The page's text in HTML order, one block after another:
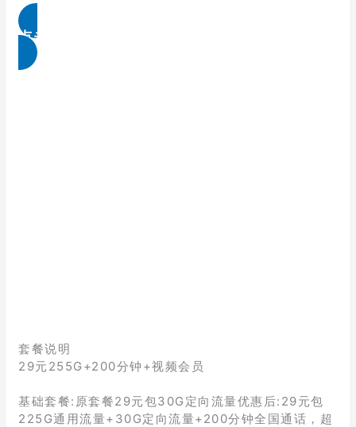
点击免费领取
套餐说明
29元255G+200分钟+视频会员
基础套餐:原套餐29元包30G定向流量优惠后:29元包
225G通用流量+30G定向流量+200分钟全国通话，超